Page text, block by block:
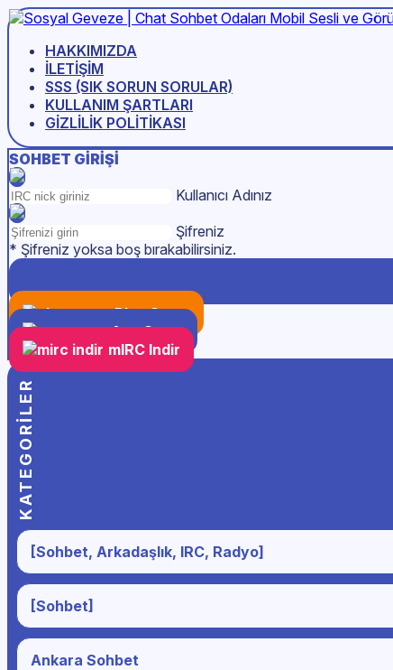
HAKKIMIZDA
İLETIŞIM
SSS (SIK SORUN SORULAR)
KULLANIM ŞARTLARI
GIZLILIK POLITIKASI
SOHBET GIRIŞI
Kullanıcı Adınız
Şifreniz
* Şifreniz yoksa boş bırakabilirsiniz.
Play Store
App Store
mIRC Indir
KATEGORILER
[Sohbet, Arkadaşlık, IRC, Radyo]
[Sohbet]
Ankara Sohbet